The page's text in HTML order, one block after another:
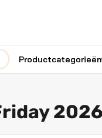
Productcategorieën
2026